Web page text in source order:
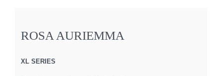
ROSA AURIEMMA
XL SERIES